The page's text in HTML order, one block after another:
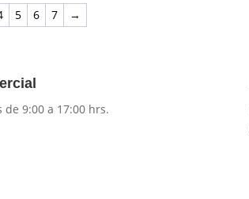
5 6 7 →
9:00 a 17:00 hrs.